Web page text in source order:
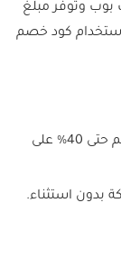
وتوفر مبلغ
كود خصم
حتى 15% (وأحيانًا يوصل الخصم حتى 40% على
بدون استثناء.